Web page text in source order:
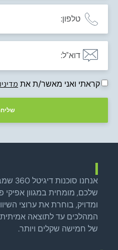
קראתי ואני מאשר/ת את
ומדויק, בוחרת את ערוצי
המהלכים עד לתוצאה
של חמישה שקלים ויותר.